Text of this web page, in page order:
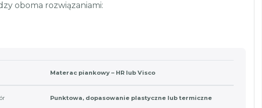
oboma rozwiązaniami:
Materac piankowy – HR lub Visco
Punktowa, dopasowanie plastyczne lub termiczne